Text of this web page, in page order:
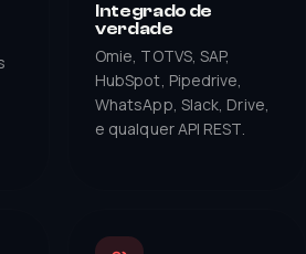
Integrado de
verdade
Omie, TOTVS, SAP,
HubSpot, Pipedrive,
WhatsApp, Slack, Drive,
e qualquer API REST.